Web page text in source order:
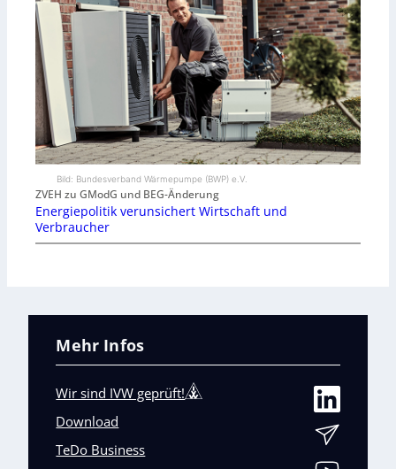
Bild: Bundesverband Wärmepumpe (BWP) e.V.
ZVEH zu GModG und BEG-Änderung
Energiepolitik verunsichert Wirtschaft und
Verbraucher
Mehr Infos
Wir sind IVW geprüft!
Download
TeDo Business